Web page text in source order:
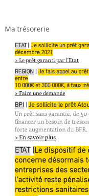
Ma trésorerie
ETAT| Je sollicite un prêt
décembre 2021
> Le prêt garanti par l'Etat
REGION
Je fais appel au
entre
10 000€ et 300 000€, à taux
> Faire une demande
BPI Je sollicite le prêt
Un prêt sans garantie, de
financer un besoin de
forte augmentation du
> En savoir plus
ETAT|Le dispositif de
concerne désormais
entreprises des
l'activité reste
restrictions